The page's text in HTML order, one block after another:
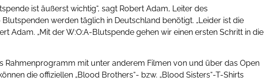
ist äußerst wichtig“, sagt Robert Adam, Leiter des
werden täglich in Deutschland benötigt. „Leider ist die
Adam. „Mit der W:O:A-Blutspende gehen wir einen ersten Schritt in die
Rahmenprogramm mit unter anderem Filmen von und über das Open
die offiziellen „Blood Brothers“- bzw. „Blood Sisters“-T-Shirts